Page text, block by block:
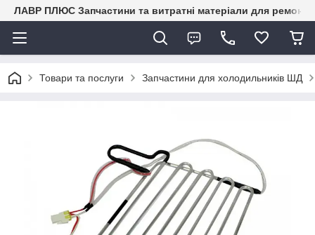
ЛАВР ПЛЮС Запчастини та витратні матеріали для ремонту
Товари та послуги Запчастини для холодильників ШД